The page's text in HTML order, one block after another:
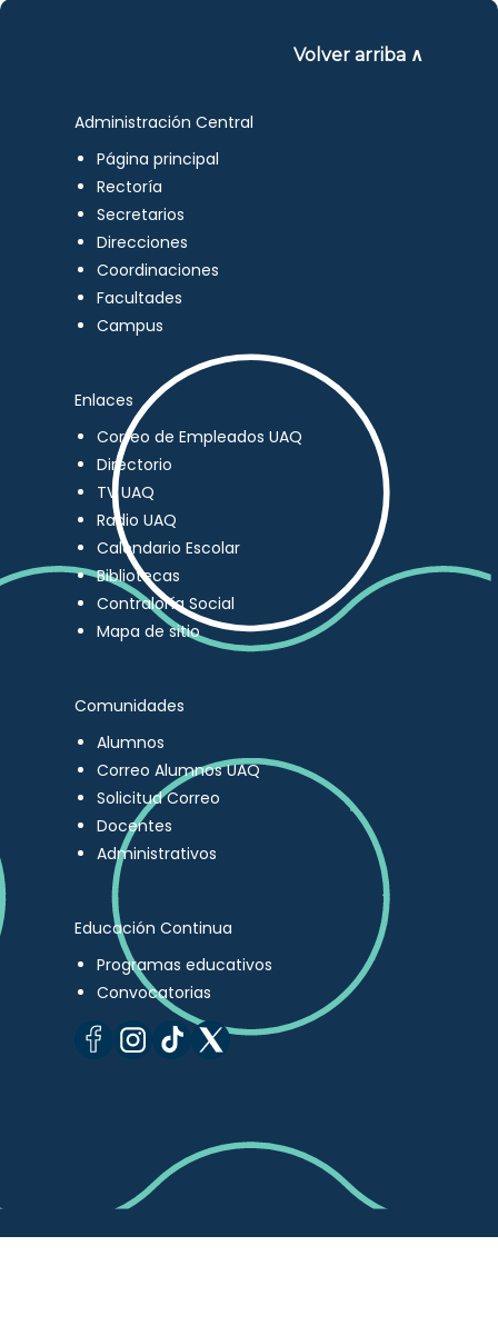
Volver arriba ∧
Administración Central
Página principal
Rectoría
Secretarios
Direcciones
Coordinaciones
Facultades
Campus
Enlaces
Correo de Empleados UAQ
Directorio
TV UAQ
Radio UAQ
Calendario Escolar
Bibliotecas
Contraloría Social
Mapa de sitio
Comunidades
Alumnos
Correo Alumnos UAQ
Solicitud Correo
Docentes
Administrativos
Educación Continua
Programas educativos
Convocatorias